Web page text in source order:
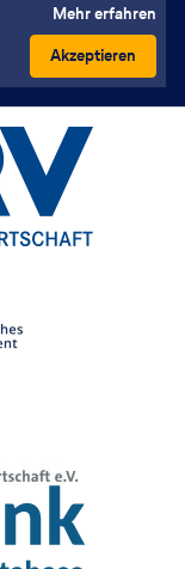
Mehr erfahren
Akzeptieren